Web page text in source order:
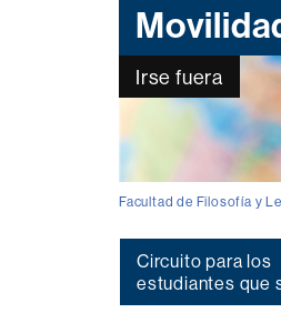
Irse fuera
Facultad de Filosofía y
Circuito para los
estudiantes que